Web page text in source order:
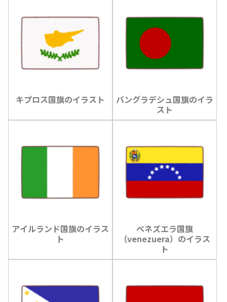
キプロス国旗のイラスト
バングラデシュ国旗のイラ
スト
アイルランド国旗のイラス
ト
ベネズエラ国旗
（venezuera）のイラス
ト